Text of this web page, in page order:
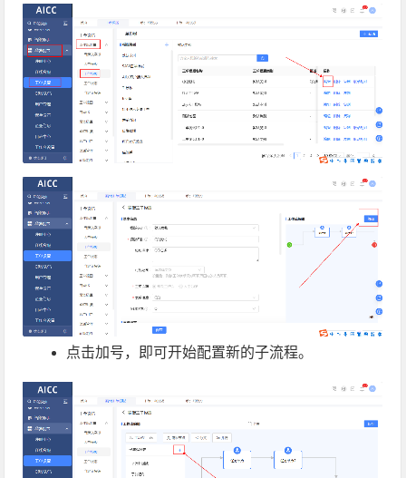
点击加号，即可开始配置新的子流程。